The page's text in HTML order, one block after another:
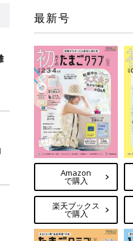
最新号
Amazon
で購入
楽天ブックス
で購入